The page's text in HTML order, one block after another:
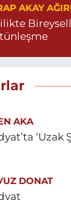
AKAY
AKA
‘Uzak
DONAT